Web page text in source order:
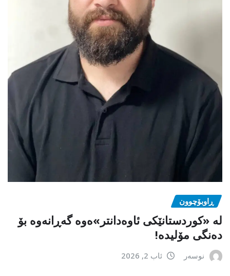
ڕاوبۆچوون
لە «کوردستانێکی ئاوەدانتر»ەوە گەڕانەوە بۆ
دەنگی مۆلیدە!
نوسەر ئاب 2, 2026